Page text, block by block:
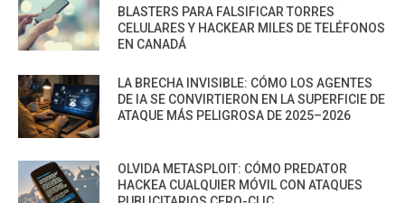
BLASTERS PARA FALSIFICAR TORRES
CELULARES Y HACKEAR MILES DE TELÉFONOS
EN CANADÁ
LA BRECHA INVISIBLE: CÓMO LOS AGENTES
DE IA SE CONVIRTIERON EN LA SUPERFICIE DE
ATAQUE MÁS PELIGROSA DE 2025–2026
OLVIDA METASPLOIT: CÓMO PREDATOR
HACKEA CUALQUIER MÓVIL CON ATAQUES